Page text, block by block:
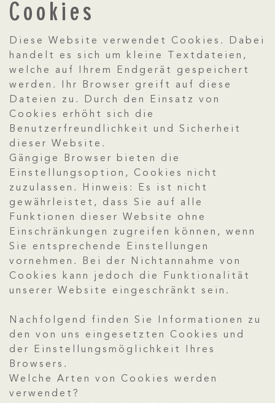
Cookies
Diese Website verwendet Cookies. Dabei
handelt es sich um kleine Textdateien,
welche auf Ihrem Endgerät gespeichert
werden. Ihr Browser greift auf diese
Dateien zu. Durch den Einsatz von
Cookies erhöht sich die
Benutzerfreundlichkeit und Sicherheit
dieser Website.
Gängige Browser bieten die
Einstellungsoption, Cookies nicht
zuzulassen. Hinweis: Es ist nicht
gewährleistet, dass Sie auf alle
Funktionen dieser Website ohne
Einschränkungen zugreifen können, wenn
Sie entsprechende Einstellungen
vornehmen. Bei der Nichtannahme von
Cookies kann jedoch die Funktionalität
unserer Website eingeschränkt sein.
Nachfolgend finden Sie Informationen zu
den von uns eingesetzten Cookies und
der Einstellungsmöglichkeit Ihres
Browsers.
Welche Arten von Cookies werden
verwendet?